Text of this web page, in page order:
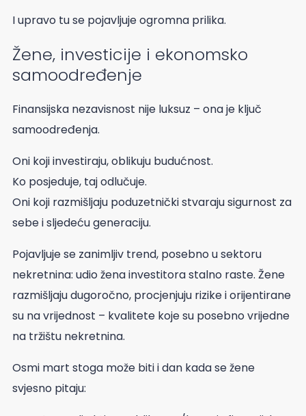
I upravo tu se pojavljuje ogromna prilika.
Žene, investicije i ekonomsko
samoodređenje
Finansijska nezavisnost nije luksuz – ona je ključ
samoodređenja.
Oni koji investiraju, oblikuju budućnost.
Ko posjeduje, taj odlučuje.
Oni koji razmišljaju poduzetnički stvaraju sigurnost za
sebe i sljedeću generaciju.
Pojavljuje se zanimljiv trend, posebno u sektoru
nekretnina: udio žena investitora stalno raste. Žene
razmišljaju dugoročno, procjenjuju rizike i orijentirane
su na vrijednost – kvalitete koje su posebno vrijedne
na tržištu nekretnina.
Osmi mart stoga može biti i dan kada se žene
svjesno pitaju: